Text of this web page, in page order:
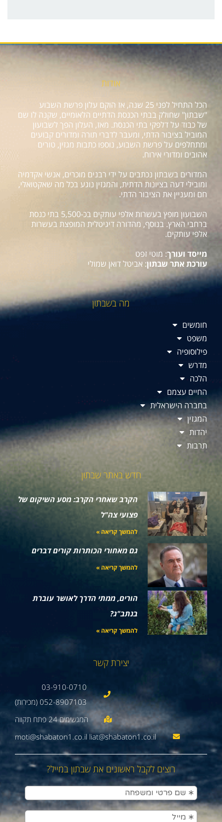
אודות
הכל התחיל לפני 25 שנה, אז הוקם עלון פרשת השבוע
"שבתון" שחולק בבתי הכנסת הדתיים הלאומיים, שקנה לו שם
של כבוד על דלפקי בתי הכנסת. מאז, העלון הפך לשבועון
המוביל בציבור הדתי, ומעבר לדברי תורה ומדורים קבועים
ומתחלפים על פרשת השבוע, נוספו כתבות מגזין, טורים
אהובים ומדורי אירוח.
המדורים בשבתון נכתבים על ידי רבנים מוכרים, אנשי אקדמיה
ומובילי דעה בציונות הדתית, והמגזין נוגע בכל מה שאקטואלי,
חם ומעניין את הציבור הדתי.
השבועון מופץ בעשרות אלפי עותקים בכ-5,500 בתי כנסת
ברחבי הארץ. בנוסף, מהדורה דיגיטלית המופצת בעשרות
אלפי עותקים.
מייסד ועורך: מוטי זפט
עורכת אתר שבתון: אביטל דואן שמולי
מה בשבתון
חומשים
משפט
פילוסופיה
מדרש
הלכה
החיים עצמם
בחברה הישראלית
המגזין
יהדות
תרבות
חדש באתר שבתון
הקרב שאחרי הקרב: מסע השיקום של
פצועי צה"ל
להמשך קריאה »
גם מאחורי הכותרות קורים דברים
להמשך קריאה »
הורים, ממתי הדרך לאושר עוברת
בנתב"ג?
להמשך קריאה »
יצירת קשר
03-910-0710
052-8907103 (מכירות)
moti@shabaton1.co.il liat@shabaton1.co.il
רוצים לקבל ראשונים את שבתון במייל?